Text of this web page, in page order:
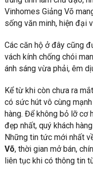
Vinhomes Giảng Võ
sống văn minh, hiện đại
Các căn hộ ở đây cũng
vách kính chống chói
ánh sáng vừa phải, êm
Kể từ khi còn chưa ra
có sức hút vô cùng
hàng. Để không bỏ lỡ cơ
đẹp nhất, quý khách
Những tin tức mới nhất
Võ, thời gian mở bán,
liên tục khi có thông tin